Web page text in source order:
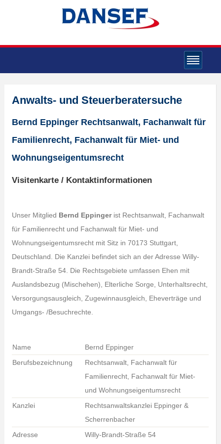
Anwalts- und Steuerberatersuche
Bernd Eppinger Rechtsanwalt, Fachanwalt für
Familienrecht, Fachanwalt für Miet- und
Wohnungseigentumsrecht
Visitenkarte / Kontaktinformationen
Unser Mitglied Bernd Eppingerist Rechtsanwalt, Fachanwalt
für Familienrecht und Fachanwalt für Miet- und
Wohnungseigentumsrecht mit Sitz in 70173 Stuttgart,
Deutschland. Die Kanzlei befindet sich an der Adresse Willy-
Brandt-Straße 54. Die Rechtsgebiete umfassen Ehen mit
Auslandsbezug (Mischehen), Elterliche Sorge, Unterhaltsrecht,
Versorgungsausgleich, Zugewinnausgleich, Eheverträge und
Umgangs- /Besuchrechte.
Name
Bernd Eppinger
Berufsbezeichnung
Rechtsanwalt, Fachanwalt für
Familienrecht, Fachanwalt für Miet-
und Wohnungseigentumsrecht
Kanzlei
Rechtsanwaltskanzlei Eppinger &
Scherrenbacher
Adresse
Willy-Brandt-Straße 54